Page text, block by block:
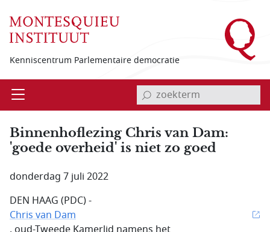
Kenniscentrum Parlementaire democratie
Open invoerveld zoekterm
Binnenhoflezing Chris van Dam:
'goede overheid' is niet zo goed
donderdag 7 juli 2022
DEN HAAG (PDC) -
Chris van Dam